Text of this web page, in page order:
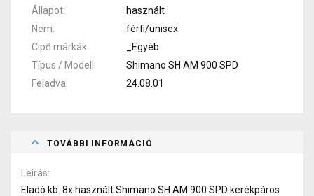
Állapot
használt
Nem
férfi/unisex
Cipő márkák
_Egyéb
Típus / Modell
Shimano SH AM 900 SPD
Feladva
24.08.01
TOVÁBBI INFORMÁCIÓ
Leírás
Eladó kb. 8x használt Shimano SH AM 900 SPD kerékpáros